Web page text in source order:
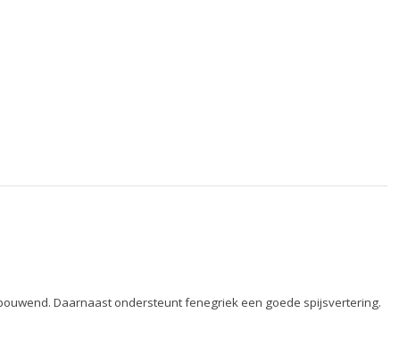
Daarnaast ondersteunt fenegriek een goede spijsvertering.